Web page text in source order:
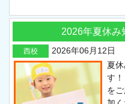
2026年夏休み
西校
2026年06月12日
夏
す
を